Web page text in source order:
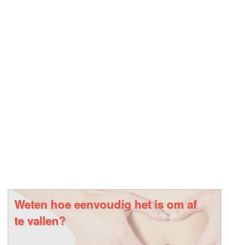
Weten hoe eenvoudig het is om af
te vallen?